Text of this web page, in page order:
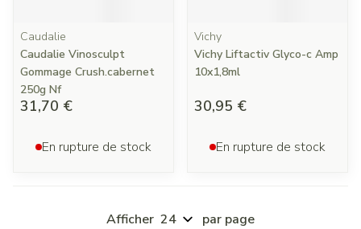
Caudalie
Caudalie Vinosculpt
Gommage Crush.cabernet
250g Nf
31,70 €
En rupture de stock
Vichy
Vichy Liftactiv Glyco-c Amp
10x1,8ml
30,95 €
En rupture de stock
Afficher par page